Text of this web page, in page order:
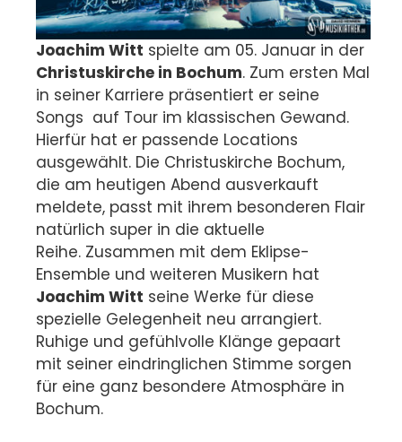
Joachim Witt spielte am 05. Januar in der
Christuskirche in Bochum. Zum ersten Mal
in seiner Karriere präsentiert er seine
Songs auf Tour im klassischen Gewand.
Hierfür hat er passende Locations
ausgewählt. Die Christuskirche Bochum,
die am heutigen Abend ausverkauft
meldete, passt mit ihrem besonderen Flair
natürlich super in die aktuelle
Reihe. Zusammen mit dem Eklipse-
Ensemble und weiteren Musikern hat
Joachim Witt seine Werke für diese
spezielle Gelegenheit neu arrangiert.
Ruhige und gefühlvolle Klänge gepaart
mit seiner eindringlichen Stimme sorgen
für eine ganz besondere Atmosphäre in
Bochum.